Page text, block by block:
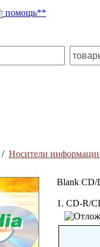
помощь**
/ Носители
Blank CD/
1. CD-R/